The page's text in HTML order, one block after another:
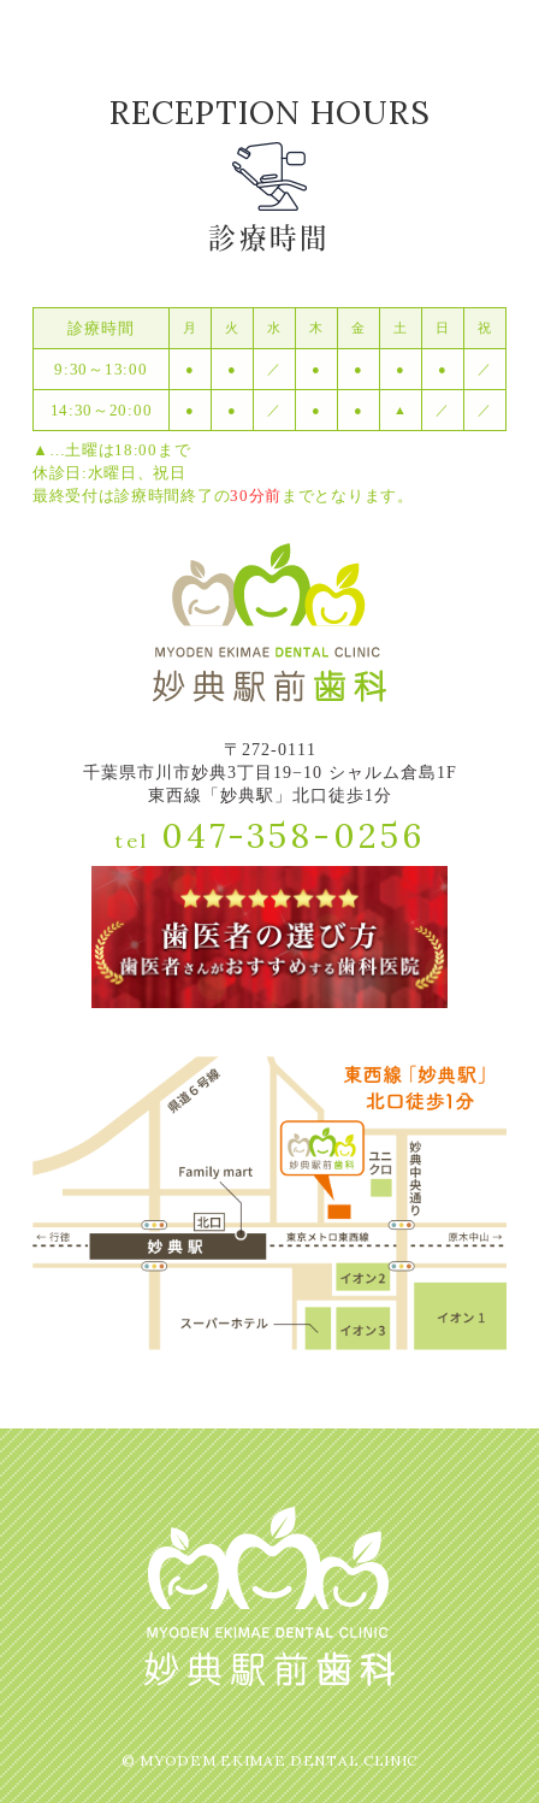
RECEPTION HOURS
診療時間
診療時間 月 火 水 木 金 土 日 祝
9:30～13:00 ● ● ／ ● ● ● ● ／
14:30～20:00 ● ● ／ ● ● ▲ ／ ／
▲…土曜は18:00まで
休診日:水曜日、祝日
最終受付は診療時間終了の30分前 までとなります。
〒272-0111
千葉県市川市妙典3丁目19−10 シャルム倉島1F
東西線「妙典駅」北口徒歩1分
tel 047-358-0256
© MYODEM EKIMAE DENTAL CLINIC